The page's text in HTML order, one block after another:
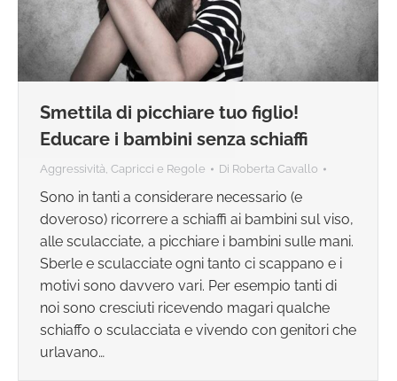
Smettila di picchiare tuo figlio!
Educare i bambini senza schiaffi
Aggressività, Capricci e Regole Di Roberta Cavallo
Sono in tanti a considerare necessario (e
doveroso) ricorrere a schiaffi ai bambini sul viso,
alle sculacciate, a picchiare i bambini sulle mani.
Sberle e sculacciate ogni tanto ci scappano e i
motivi sono davvero vari. Per esempio tanti di
noi sono cresciuti ricevendo magari qualche
schiaffo o sculacciata e vivendo con genitori che
urlavano…